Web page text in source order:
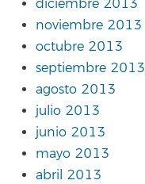
diciembre 2013
noviembre 2013
octubre 2013
septiembre 2013
agosto 2013
julio 2013
junio 2013
mayo 2013
abril 2013